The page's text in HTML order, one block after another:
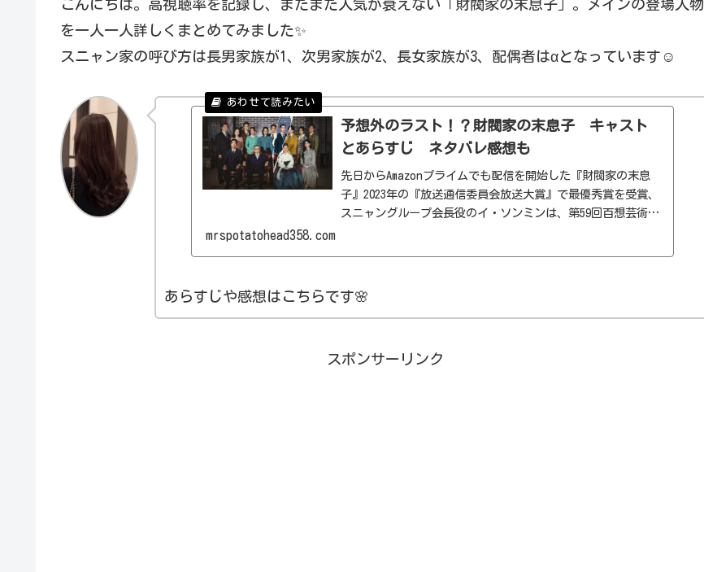
こんにちは。高視聴率を記録し、まだまだ人気が衰えない「財閥家の末息子」。メインの登場人物
を一人一人詳しくまとめてみました✨
スニャン家の呼び方は長男家族が1、次男家族が2、長女家族が3、配偶者はαとなっています☺️
予想外のラスト！？財閥家の末息子 キャスト
とあらすじ ネタバレ感想も
先日からAmazonプライムでも配信を開始した『財閥家の末息
子』2023年の『放送通信委員会放送大賞』で最優秀賞を受賞、
スニャングループ会長役のイ・ソンミンは、第59回百想芸術大
mrspotatohead358.com
あらすじや感想はこちらです🌸
スポンサーリンク